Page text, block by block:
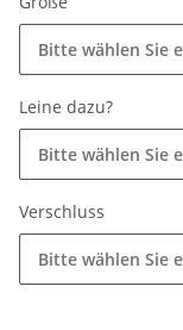
Bitte wählen Sie
Leine dazu?
Bitte wählen Sie
Verschluss
Bitte wählen Sie